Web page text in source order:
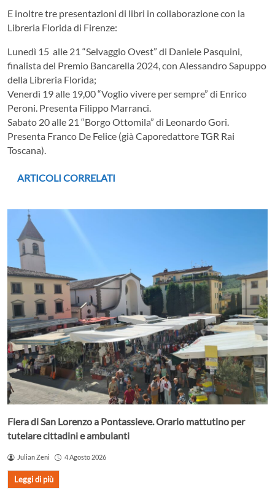
E inoltre tre presentazioni di libri in collaborazione con la
Libreria Florida di Firenze:
Lunedì 15 alle 21 “Selvaggio Ovest” di Daniele Pasquini,
finalista del Premio Bancarella 2024, con Alessandro Sapuppo
della Libreria Florida;
Venerdì 19 alle 19,00 “Voglio vivere per sempre” di Enrico
Peroni. Presenta Filippo Marranci.
Sabato 20 alle 21 “Borgo Ottomila” di Leonardo Gori.
Presenta Franco De Felice (già Caporedattore TGR Rai
Toscana).
ARTICOLI CORRELATI
Fiera di San Lorenzo a Pontassieve. Orario mattutino per
tutelare cittadini e ambulanti
Julian Zeni 4 Agosto 2026
Leggi di più